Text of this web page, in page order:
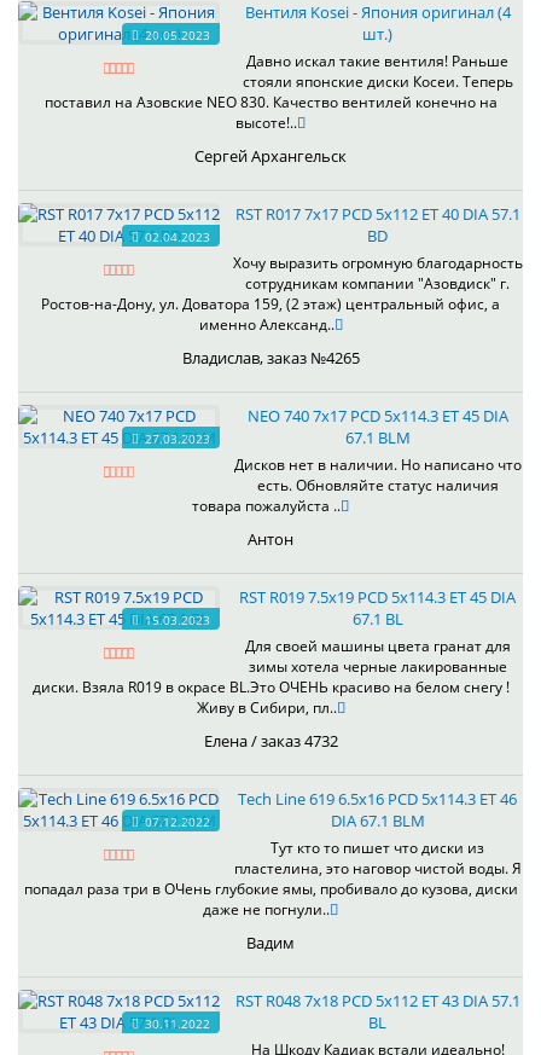
20.05.2023
Вентиля Kosei - Япония оригинал (4
шт.)
Давно искал такие вентиля! Раньше
стояли японские диски Косеи. Теперь
поставил на Азовские NEO 830. Качество вентилей конечно на
высоте!..
Сергей Архангельск
02.04.2023
RST R017 7x17 PCD 5x112 ET 40 DIA 57.1
BD
Хочу выразить огромную благодарность
сотрудникам компании "Азовдиск" г.
Ростов-на-Дону, ул. Доватора 159, (2 этаж) центральный офис, а
именно Александ..
Владислав, заказ №4265
27.03.2023
NEO 740 7x17 PCD 5x114.3 ET 45 DIA
67.1 BLM
Дисков нет в наличии. Но написано что
есть. Обновляйте статус наличия
товара пожалуйста ..
Антон
15.03.2023
RST R019 7.5x19 PCD 5x114.3 ET 45 DIA
67.1 BL
Для своей машины цвета гранат для
зимы хотела черные лакированные
диски. Взяла R019 в окрасе BL.Это ОЧЕНЬ красиво на белом снегу !
Живу в Сибири, пл..
Елена / заказ 4732
07.12.2022
Tech Line 619 6.5x16 PCD 5x114.3 ET 46
DIA 67.1 BLM
Тут кто то пишет что диски из
пластелина, это наговор чистой воды. Я
попадал раза три в ОЧень глубокие ямы, пробивало до кузова, диски
даже не погнули..
Вадим
30.11.2022
RST R048 7x18 PCD 5x112 ET 43 DIA 57.1
BL
На Шкоду Кадиак встали идеально!